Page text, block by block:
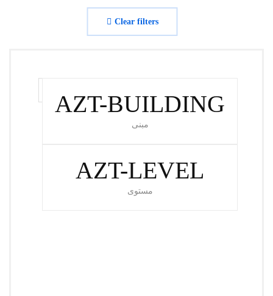
Clear filters
AZT-BUILDING
مبنى
AZT-LEVEL
مستوى